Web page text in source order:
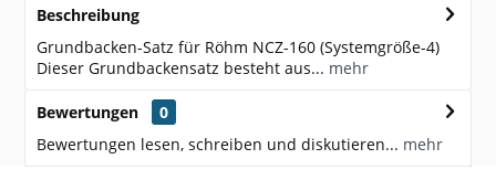
Beschreibung
Grundbacken-Satz für Röhm NCZ-160 (Systemgröße-4)
Dieser Grundbackensatz besteht aus... mehr
Bewertungen
0
Bewertungen lesen, schreiben und diskutieren... mehr